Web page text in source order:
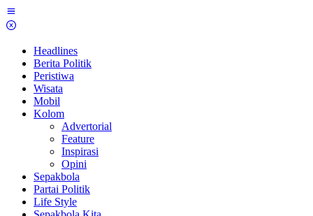
Skip
to
Headlines
Berita Politik
Peristiwa
Wisata
Mobil
Kolom
Advertorial
Feature
Inspirasi
Opini
Sepakbola
Partai Politik
Life Style